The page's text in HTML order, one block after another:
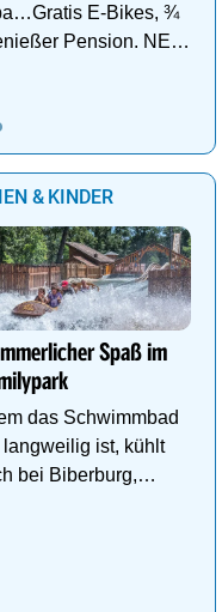
E-Bikes, ¾
Pension. NEU:
& KINDER
Spaß im
das Schwimmbad
langweilig ist, kühlt
bei Biberburg,